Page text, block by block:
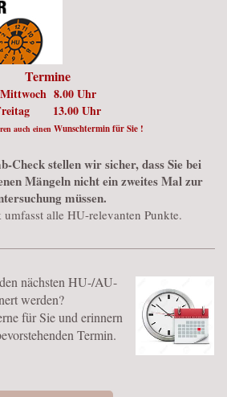
Termine
Mittwoch 8.00 Uhr
13.00 Uhr
auch einenWunschtermin für Sie !
Check stellen wir sicher, dass Sie bei
Mängeln nicht ein zweites Mal zur
müssen.
alle HU-relevanten Punkte.
nächsten HU-/AU-
werden?
für Sie und erinnern
Termin.